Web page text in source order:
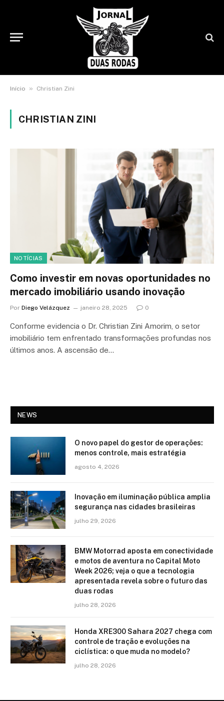
Início » Christian Zini
CHRISTIAN ZINI
NOTÍCIAS
Como investir em novas oportunidades no
mercado imobiliário usando inovação
Por Diego Velázquez janeiro 28, 2025 0
Conforme evidencia o Dr. Christian Zini Amorim, o setor
imobiliário tem enfrentado transformações profundas nos
últimos anos. A ascensão de…
NEWS
O novo papel do gestor de operações:
menos controle, mais estratégia
agosto 4, 2026
Inovação em iluminação pública amplia
segurança nas cidades brasileiras
julho 29, 2026
BMW Motorrad aposta em conectividade
e motos de aventura no Capital Moto
Week 2026; veja o que a tecnologia
apresentada revela sobre o futuro das
duas rodas
julho 28, 2026
Honda XRE300 Sahara 2027 chega com
controle de tração e evoluções na
ciclística: o que muda no modelo?
julho 28, 2026